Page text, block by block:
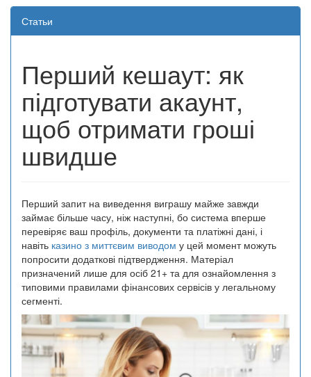
Статьи
Перший кешаут: як
підготувати акаунт,
щоб отримати гроші
швидше
Перший запит на виведення виграшу майже завжди
займає більше часу, ніж наступні, бо система вперше
перевіряє ваш профіль, документи та платіжні дані, і
навіть казино з миттєвим виводом у цей момент можуть
попросити додаткові підтвердження. Матеріал
призначений лише для осіб 21+ та для ознайомлення з
типовими правилами фінансових сервісів у легальному
сегменті.